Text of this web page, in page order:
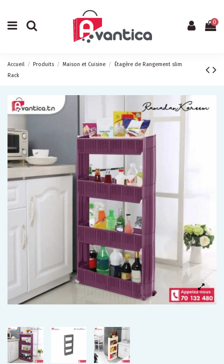
0
Accueil Produits Maison et Cuisine
Étagère de Rangement slim
Rack